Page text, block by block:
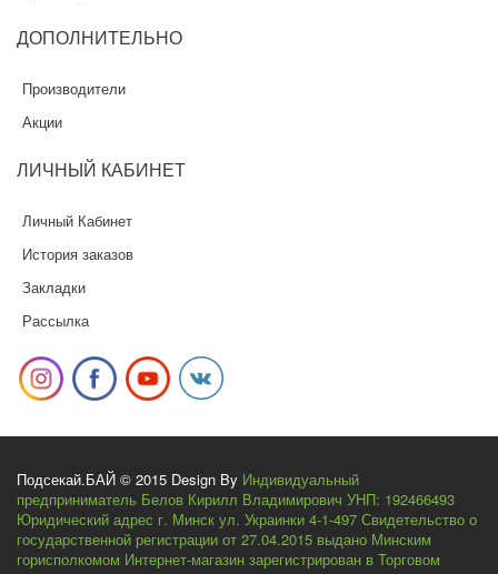
ДОПОЛНИТЕЛЬНО
Производители
Акции
ЛИЧНЫЙ КАБИНЕТ
Личный Кабинет
История заказов
Закладки
Рассылка
Подсекай.БАЙ © 2015 Design By Индивидуальный
предприниматель Белов Кирилл Владимирович УНП: 192466493
Юридический адрес г. Минск ул. Украинки 4-1-497 Свидетельство о
государственной регистрации от 27.04.2015 выдано Минским
горисполкомом Интернет-магазин зарегистрирован в Торговом